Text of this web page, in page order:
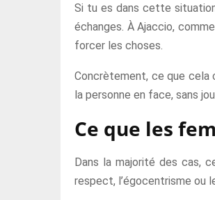
Si tu es dans cette
échanges. À Ajaccio,
forcer les choses.
Concrètement, ce que cela
la personne en face, sans
Ce que les
Dans la majorité des cas,
respect, l’égocentrisme ou